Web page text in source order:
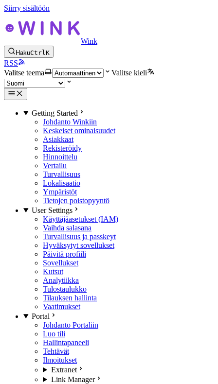
Siirry sisältöön
Wink
HakuCtrlK
RSS
Valitse teema
Valitse kieli
Getting Started
Johdanto Winkiin
Keskeiset ominaisuudet
Asiakkaat
Rekisteröidy
Hinnoittelu
Vertailu
Turvallisuus
Lokalisaatio
Ympäristöt
Tietojen poistopyyntö
User Settings
Käyttäjäasetukset (IAM)
Vaihda salasana
Turvallisuus ja passkeyt
Hyväksytyt sovellukset
Päivitä profiili
Sovellukset
Kutsut
Analytiikka
Tulostaulukko
Tilauksen hallinta
Vaatimukset
Portal
Johdanto Portaliin
Luo tili
Hallintapaneeli
Tehtävät
Ilmoitukset
Extranet
Link Manager